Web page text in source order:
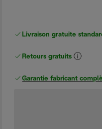
Livraison gratuite
Retours gratuits
Garantie fabricant